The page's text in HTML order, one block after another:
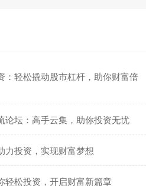
：轻松撬动股市杠杆，助你财富倍
论坛：高手云集，助你投资无忧
力投资，实现财富梦想
轻松投资，开启财富新篇章